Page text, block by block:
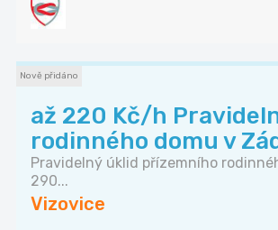
Nově přidáno
až 220 Kč/h
rodinného domu v
Pravidelný úklid přízemního
290...
Vizovice